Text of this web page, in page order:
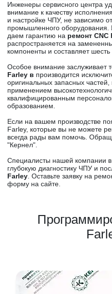
Инженеры сервисного центра
внимание к качеству
и настройке ЧПУ, не зависимо
промышленного
даем гарантию на ремонт CNC
распространяется на
компоненты и составляет шесть
Особое внимание заслуживает
Farley в производится
оригинальных запасных
применением
квалифицированным
образованием.
Если на вашем производстве
Farley, которые вы не можете
всегда рады вам помочь.
"Кернел".
Специалисты нашей компании
глубокую диагностику ЧПУ и
Farley . Оставьте заявку на
форму на сайте.